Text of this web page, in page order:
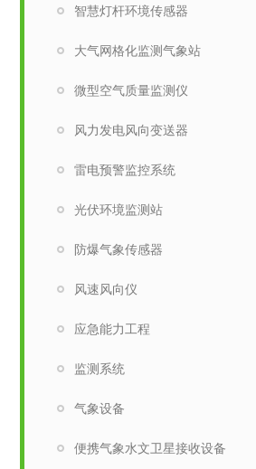
智慧灯杆环境传感器
大气网格化监测气象站
微型空气质量监测仪
风力发电风向变送器
雷电预警监控系统
光伏环境监测站
防爆气象传感器
风速风向仪
应急能力工程
监测系统
气象设备
便携气象水文卫星接收设备